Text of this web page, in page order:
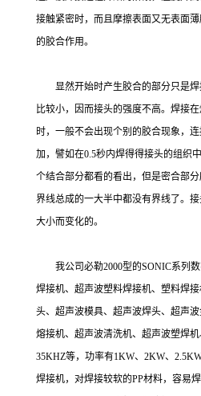
接触紧密时，而且摩擦表面又无表面
的胶合作用。
显然开始时产生胶合的部分只是焊
比较小，因而接头的强度不高。焊接
时，一般不会出现个别的胶合现象，
加，譬如在0.5秒内焊得得接头的组织
个结合部分都看的看出，但是密合部
界线总成的一大半中都没有界线了。
大小而变化的。
我公司必勒2000型的SONIC系列数
焊接机、超声波塑料焊接机、塑料焊
头、超声波模具、超声波焊头、超声
熔接机、超声波清洗机、超声波塑焊机
35KHZ等，功率有1KW、2KW、
焊接机，对焊接较软的PP材料，容易